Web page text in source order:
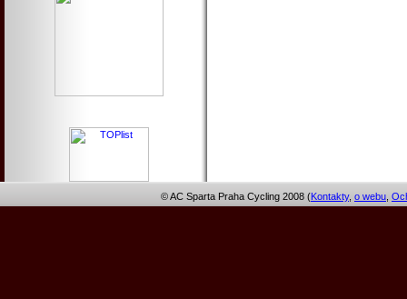
© AC Sparta Praha Cycling 2008 (Kontakty, o webu